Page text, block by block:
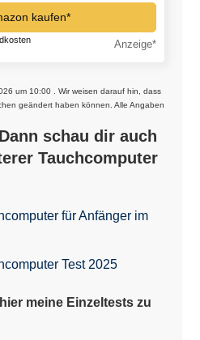
kaufen*
um 10:00 . Wir weisen darauf hin, dass
geändert haben können. Alle Angaben
schau dir auch
Tauchcomputer
für Anfänger im
Test 2025
meine Einzeltests zu